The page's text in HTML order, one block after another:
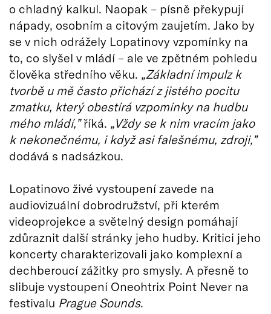
o chladný kalkul. Naopak – písně překypují
nápady, osobním a citovým zaujetím. Jako by
se v nich odrážely Lopatinovy vzpomínky na
to, co slyšel v mládí – ale ve zpětném pohledu
člověka středního věku. „Základní impulz k
tvorbě u mě často přichází z jistého pocitu
zmatku, který obestírá vzpomínky na hudbu
mého mládí,”říká. „Vždy se k nim vracím jako
k nekonečnému, i když asi falešnému, zdroji,”
dodává s nadsázkou.
Lopatinovo živé vystoupení zavede na
audiovizuální dobrodružství, při kterém
videoprojekce a světelný design pomáhají
zdůraznit další stránky jeho hudby. Kritici jeho
koncerty charakterizovali jako komplexní a
dechberoucí zážitky pro smysly. A přesně to
slibuje vystoupení Oneohtrix Point Never na
festivalu Prague Sounds.